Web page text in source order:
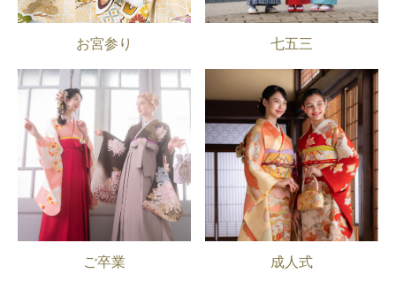
お宮参り 七五三
ご卒業 成人式